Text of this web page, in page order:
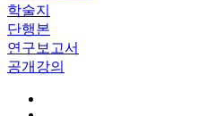
학술지
단행본
연구보고서
공개강의